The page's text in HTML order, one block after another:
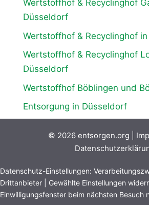
Wertstoffhof & Recyclinghof
Düsseldorf
Wertstoffhof & Recyclinghof
Wertstoffhof & Recyclinghof
Düsseldorf
Wertstoffhof Böblingen und
Entsorgung in Düsseldorf
© 2026 entsorgen.org
Datenschutz-Einstellungen:
Drittanbieter
Gewählte Einstellungen
Einwilligungsfenster beim nächsten Besuch